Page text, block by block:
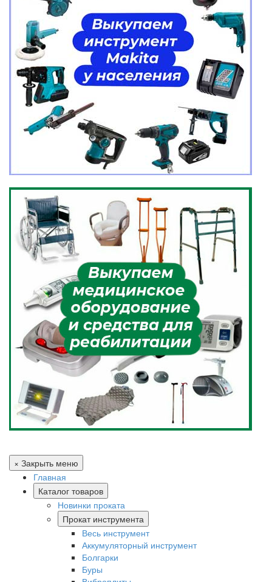
× Закрыть меню
Главная
Каталог товаров
Новинки проката
Прокат инструмента
Весь инструмент
Аккумуляторный инструмент
Болгарки
Буры